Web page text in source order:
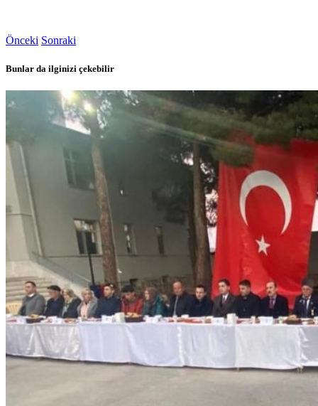
Önceki Sonraki
Bunlar da ilginizi çekebilir